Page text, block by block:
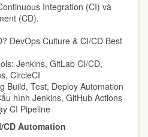
Integration (CI) và
(CD).
DevOps Culture & CI/CD Best
Jenkins, GitLab CI/CD,
CircleCI
Build, Test, Deploy Automation
hình Jenkins, GitHub Actions
CI Pipeline
Automation